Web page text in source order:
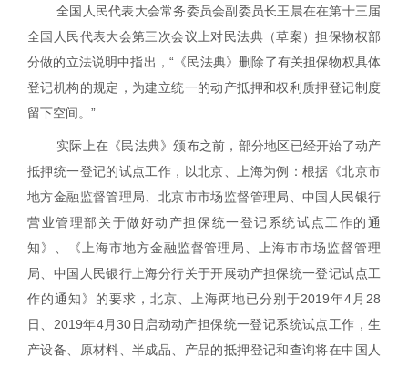
全国人民代表大会常务委员会副委员长王晨在在第十三届
全国人民代表大会第三次会议上对民法典（草案）担保物权部
分做的立法说明中指出，“《民法典》删除了有关担保物权具体
登记机构的规定，为建立统一的动产抵押和权利质押登记制度
留下空间。 ”
实际上在《民法典》颁布之前，部分地区已经开始了动产
抵押统一登记的试点工作，以北京、上海为例：根据《北京市
地方金融监督管理局、北京市市场监督管理局、中国人民银行
营业管理部关于做好动产担保统一登记系统试点工作的通
知》、《上海市地方金融监督管理局、上海市市场监督管理
局、中国人民银行上海分行关于开展动产担保统一登记试点工
作的通知》的要求，北京、上海两地已分别于2019年4 月 28
日、 2019年4月30日启动动产担保统一登记系统试点工作，生
产设备、原材料、半成品、产品的抵押登记和查询将在中国人